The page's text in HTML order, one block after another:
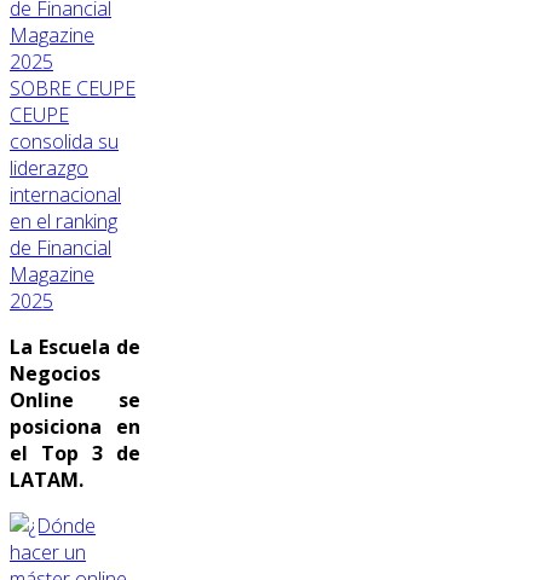
SOBRE CEUPE
CEUPE
consolida su
liderazgo
internacional
en el ranking
de Financial
Magazine
2025
La Escuela de
Negocios
Online se
posiciona en
el Top 3 de
LATAM.